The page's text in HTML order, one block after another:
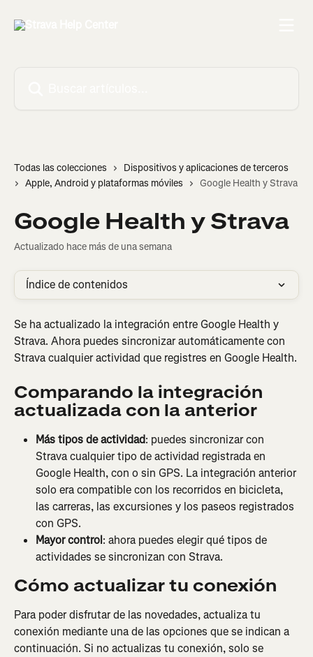
Todas las colecciones
Dispositivos y aplicaciones de terceros
Apple, Android y plataformas móviles
Google Health y Strava
Google Health y Strava
Actualizado hace más de una semana
Índice de contenidos
Se ha actualizado la integración entre Google Health y
Strava. Ahora puedes sincronizar automáticamente con
Strava cualquier actividad que registres en Google Health.
Comparando la integración
actualizada con la anterior
Más tipos de actividad: puedes sincronizar con
Strava cualquier tipo de actividad registrada en
Google Health, con o sin GPS. La integración anterior
solo era compatible con los recorridos en bicicleta,
las carreras, las excursiones y los paseos registrados
con GPS.
Mayor control: ahora puedes elegir qué tipos de
actividades se sincronizan con Strava.
Cómo actualizar tu conexión
Para poder disfrutar de las novedades, actualiza tu
conexión mediante una de las opciones que se indican a
continuación. Si no actualizas tu conexión, solo se